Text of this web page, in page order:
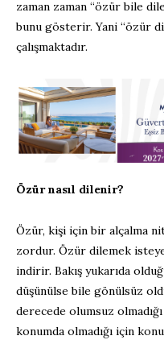
zaman zaman “özür bile
bunu gösterir. Yani “özür
çalışmaktadır.
Özür nasıl dilenir?
Özür, kişi için bir alçalma
zordur. Özür dilemek
indirir. Bakış yukarıda
düşünülse bile gönülsüz
derecede olumsuz
konumda olmadığı için